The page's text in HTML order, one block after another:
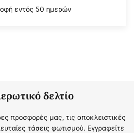
εντός 50 ημερών
δελτίο
προσφορές μας, τις αποκλειστικές
τάσεις φωτισμού. Εγγραφείτε